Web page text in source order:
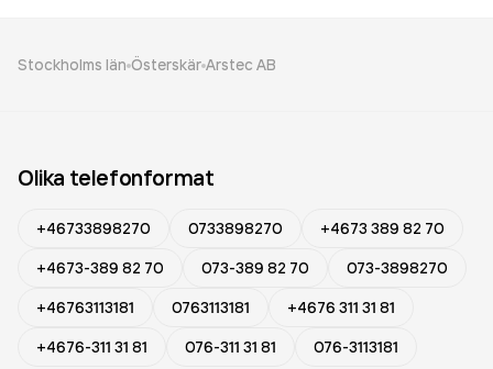
Stockholms län Österskär Arstec AB
Olika telefonformat
+46733898270 0733898270
+4673 389 82 70
+4673-389 82 70
073-389 82 70
073-3898270
+46763113181
0763113181
+4676 311 31 81
+4676-311 31 81
076-311 31 81 076-3113181